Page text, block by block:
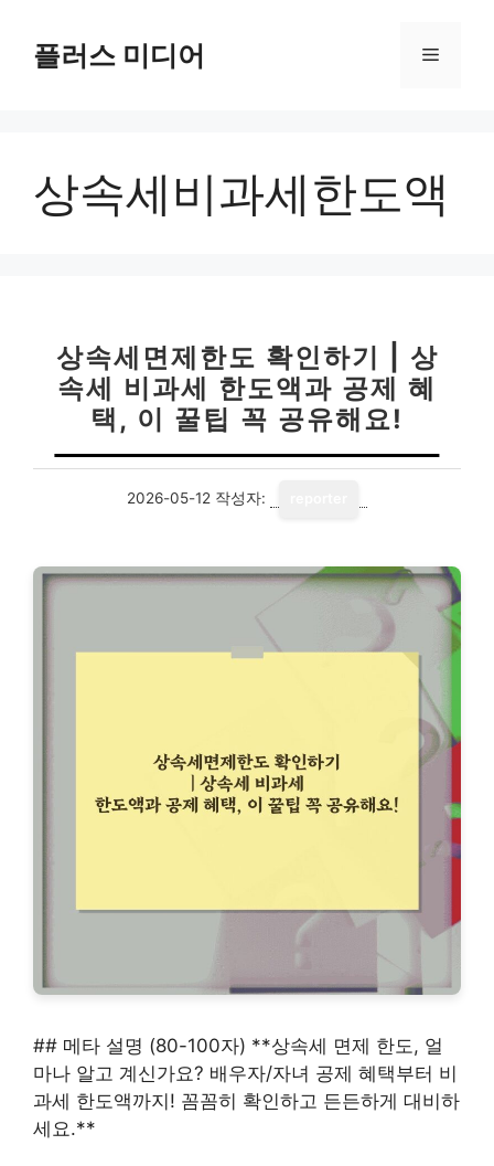
플러스 미디어 메
상속세비과세한도액
상속세면제한도 확인하기 | 상
속세 비과세 한도액과 공제 혜
택, 이 꿀팁 꼭 공유해요!
2026-05-12 작성자:
## 메타 설명 (80-100자) **상속세 면제 한도, 얼
마나 알고 계신가요? 배우자/자녀 공제 혜택부터 비
과세 한도액까지! 꼼꼼히 확인하고 든든하게 대비하
세요.**